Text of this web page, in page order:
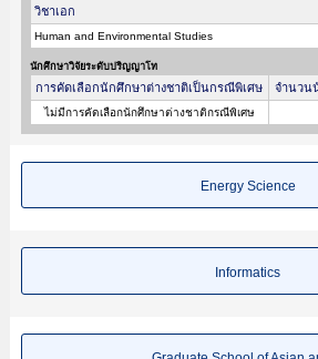
วิชาเอก
Human and Environmental Studies
นักศึกษาวิจัยระดับปริญญาโท
การคัดเลือกนักศึกษาต่างชาติเป็นกรณีพิเศษ จำนวน
ไม่มีการคัดเลือกนักศึกษาต่างชาติกรณีพิเศษ
Energy Science
Informatics